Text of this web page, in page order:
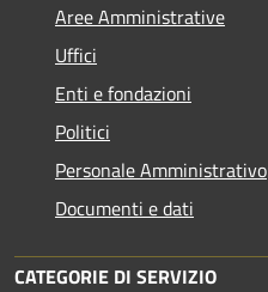
Aree Amministrative
Uffici
Enti e fondazioni
Politici
Personale Amministrativo
Documenti e dati
CATEGORIE DI SERVIZIO